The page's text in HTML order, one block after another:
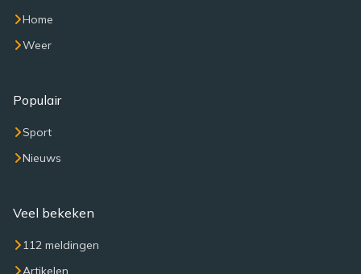
Home
Weer
Populair
Sport
Nieuws
Veel bekeken
112 meldingen
Artikelen